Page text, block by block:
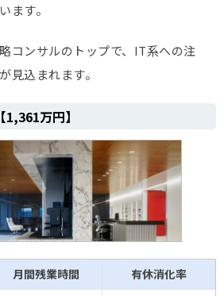
ます。
コンサルのトップで、IT系への注
見込まれます。
万円】
月間残業時間
有休消化率